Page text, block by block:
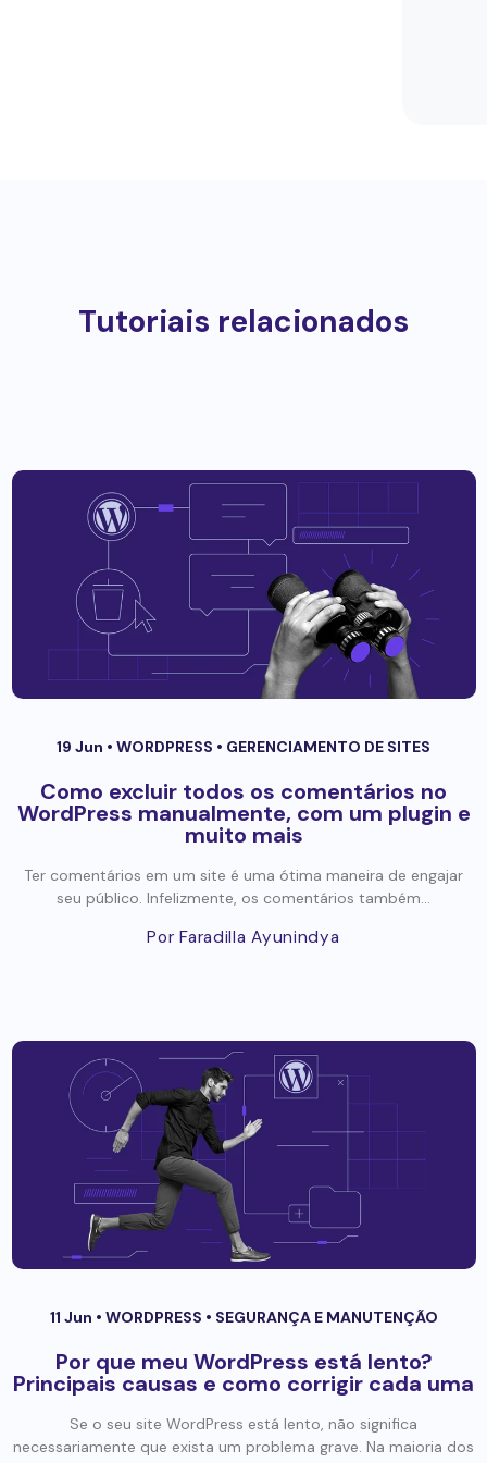
Tutoriais relacionados
19 Jun • WORDPRESS • GERENCIAMENTO DE SITES
Como excluir todos os comentários no
WordPress manualmente, com um plugin e
muito mais
Ter comentários em um site é uma ótima maneira de engajar
seu público. Infelizmente, os comentários também...
Por Faradilla Ayunindya
11 Jun • WORDPRESS • SEGURANÇA E MANUTENÇÃO
Por que meu WordPress está lento?
Principais causas e como corrigir cada uma
Se o seu site WordPress está lento, não significa
necessariamente que exista um problema grave. Na maioria dos